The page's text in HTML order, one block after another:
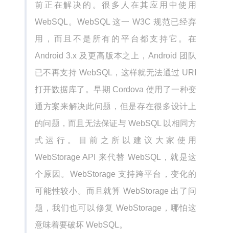
前正在解决的。很多人在其应用中使用
WebSQL。WebSQL 这一 W3C 规范已经弃
用，而且不是所有的平台都支持它。在
Android 3.x 及更高版本之上，Android 团队
已不再支持 WebSQL，这样就无法通过 URI
打开数据库了。早期 Cordova 使用了一种变
通方案来解决此问题，但是存在很多设计上
的问题，而且无法保证与 WebSQL 以相同方
式运行。目前之所以建议大家使用
WebStorage API 来代替 WebSQL，就是这
个原因。WebStorage 支持跨平台，变化的
可能性较小。而且就算 WebStorage 出了问
题，我们也可以修复 WebStorage，哪怕这
意味着要破坏 WebSQL。